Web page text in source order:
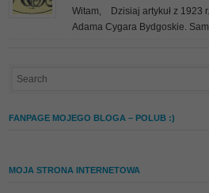
Witam, Dzisiaj artykuł z 1923
Adama Cygara Bydgoskie.
FANPAGE MOJEGO BLOGA – POLUB :)
MOJA STRONA INTERNETOWA